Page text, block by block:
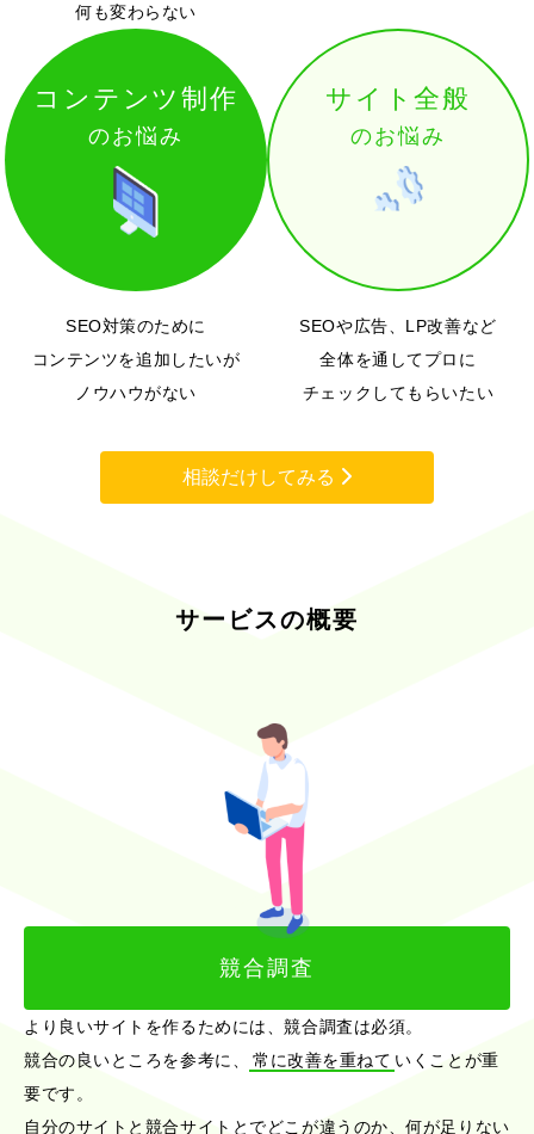
何も変わらない
コンテンツ制作
のお悩み
SEO対策のために
コンテンツを追加したいが
ノウハウがない
サイト全般
のお悩み
SEOや広告、LP改善など
全体を通してプロに
チェックしてもらいたい
相談だけしてみる
サービスの概要
競合調査
より良いサイトを作るためには、競合調査は必須。
競合の良いところを参考に、
常に改善を重ねて いくことが重
要です。
自分のサイトと競合サイトとでどこが違うのか、何が足りない